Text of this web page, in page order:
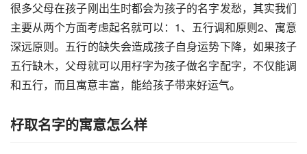
很多父母在孩子刚出生时都会为孩子的名字发愁，其实我们
主要从两个方面考虑起名就可以：1、五行调和原则2、寓意
深远原则。五行的缺失会造成孩子自身运势下降，如果孩子
五行缺木，父母就可以用杍字为孩子做名字配字，不仅能调
和五行，而且寓意丰富，能给孩子带来好运气。
杍取名字的寓意怎么样